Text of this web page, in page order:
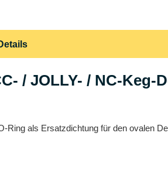
/ JOLLY- / NC-Keg-
Ring als Ersatzdichtung für den ovalen